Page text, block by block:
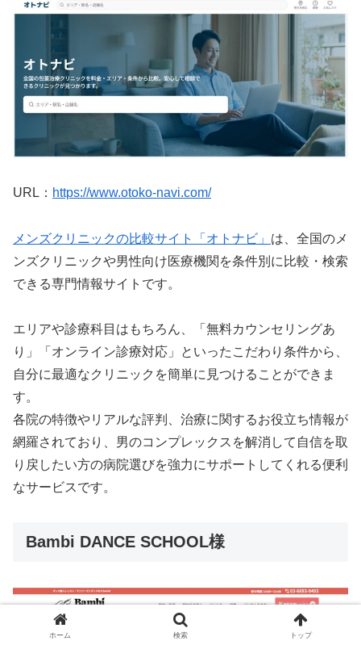
URL： https://www.otoko-navi.com/
メンズクリニックの比較サイト「オトナビ」 は、全国のメ
ンズクリニックや男性向け医療機関を条件別に比較・検索
できる専門情報サイトです。
エリアや診療科目はもちろん、「無料カウンセリングあ
り」「オンライン診療対応」といったこだわり条件から、
自分に最適なクリニックを簡単に見つけることができま
す。
各院の特徴やリアルな評判、治療に関するお役立ち情報が
網羅されており、男のコンプレックスを解消して自信を取
り戻したい方の病院選びを強力にサポートしてくれる便利
なサービスです。
Bambi DANCE SCHOOL様
ホーム 検索 トップ